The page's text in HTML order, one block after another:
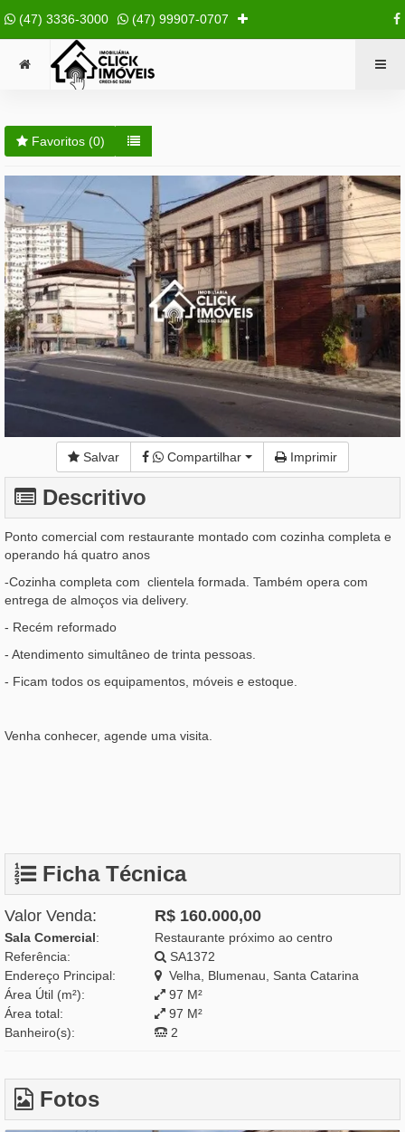
(47) 3336-3000 (47) 99907-0707
Favoritos (0)
Salvar Compartilhar Imprimir
Descritivo
Ponto comercial com restaurante montado com cozinha completa e
operando há quatro anos
-Cozinha completa com clientela formada. Também opera com
entrega de almoços via delivery.
- Recém reformado
- Atendimento simultâneo de trinta pessoas.
- Ficam todos os equipamentos, móveis e estoque.
Venha conhecer, agende uma visita.
Ficha Técnica
Valor Venda: R$ 160.000,00
Sala Comercial:
Restaurante próximo ao centro
Referência:
SA1372
Endereço Principal:
Velha, Blumenau, Santa Catarina
Área Útil (m²):
97 M²
Área total:
97 M²
Banheiro(s):
2
Fotos